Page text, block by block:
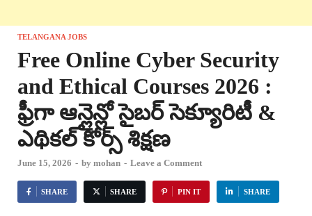
TELANGANA JOBS
Free Online Cyber Security
and Ethical Courses 2026 :
ఫ్రీగా ఆన్లైన్లో సైబర్ సెక్యూరిటీ &
ఎథికల్ కోర్స్ శిక్షణ
June 15, 2026 - by mohan - Leave a Comment
SHARE SHARE PIN IT SHARE